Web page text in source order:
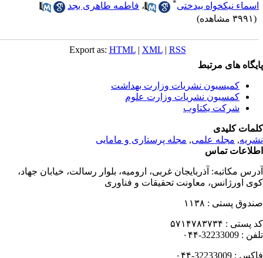
نیکخواه بیدختی
،فاطمه طاهری بجد
Export as:HTML |XML|RSS
های مرتبط
کمیسیون نشریات وزارت بهداشت
کمسیون نشریات وزارت علوم
شرکت یکتاوب
کلیدی
,مجله علمی, مجله پرستاری و مامایی
تماس
مکاتبه:آذربایجان غربی، ارومیه، بلوار رسالت، خیابان جهاد،
اورژانس، معاونت تحقیقات و فناوری
پستی : ۱۱۳۸
پستی : ۵۷۱۴۷۸۳۷۳۴
: 32233009-۰۴۴
: 32233009-۰۴۴